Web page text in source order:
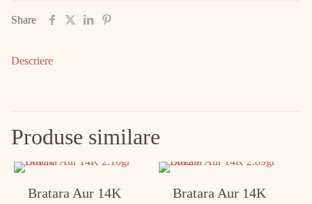
Share
Descriere
Produse similare
Bratara Aur 14K
Bratara Aur 14K